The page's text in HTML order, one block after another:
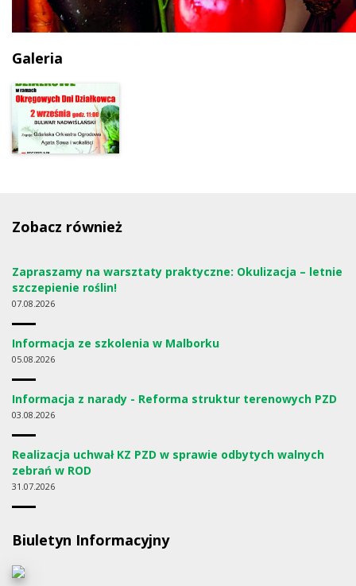
Galeria
Zobacz również
Zapraszamy na warsztaty praktyczne: Okulizacja – letnie
szczepienie roślin!
07 08.2026
Informacja ze szkolenia w Malborku
05 08.2026
Informacja z narady - Reforma struktur terenowych PZD
03 08.2026
Realizacja uchwał KZ PZD w sprawie odbytych walnych
zebrań w ROD
31 07.2026
Biuletyn Informacyjny